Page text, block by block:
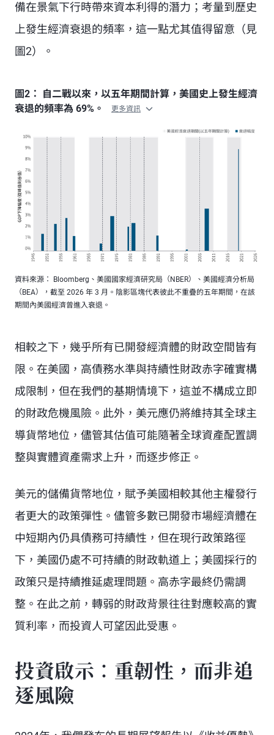
備在景氣下行時帶來資本利得的潛力；考量到歷史
上發生經濟衰退的頻率，這一點尤其值得留意（見
圖2）。
圖2： 自二戰以來，以五年期間計算，美國史上發生經濟
衰退的頻率為 69%。
更多資訊
資料來源： Bloomberg、美國國家經濟研究局（NBER）、美國經濟分析局
（BEA），截至 2026 年 3 月。陰影區塊代表彼此不重疊的五年期間，在該
期間內美國經濟曾進入衰退。
相較之下，幾乎所有已開發經濟體的財政空間皆有
限。在美國，高債務水準與持續性財政赤字確實構
成限制，但在我們的基期情境下，這並不構成立即
的財政危機風險。此外，美元應仍將維持其全球主
導貨幣地位，儘管其估值可能隨著全球資產配置調
整與實體資產需求上升，而逐步修正。
美元的儲備貨幣地位，賦予美國相較其他主權發行
者更大的政策彈性。儘管多數已開發市場經濟體在
中短期內仍具債務可持續性，但在現行政策路徑
下，美國仍處不可持續的財政軌道上；美國採行的
政策只是持續推延處理問題。高赤字最終仍需調
整。在此之前，轉弱的財政背景往往對應較高的實
質利率，而投資人可望因此受惠。
投資啟示：重韌性，而非追
逐風險